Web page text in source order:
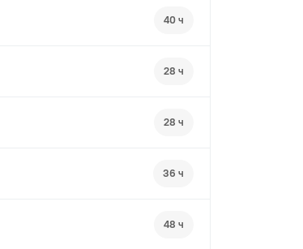
40 ч
28 ч
28 ч
36 ч
48 ч